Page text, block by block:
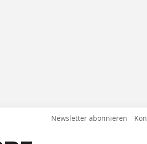
Newsletter abonnieren